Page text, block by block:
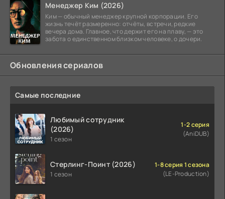
Менеджер Ким (2026)
Ким — обычный менеджер крупной корпорации. Его
жизнь течёт размеренно: отчёты, встречи, редкие
вечера дома. Главное, что держит его на плаву, — это
забота о единственном близком человеке, о дочери.
Обновления сериалов
Самые последние
Любимый сотрудник
(2026)
1 сезон
1-2 серия
(AniDUB)
Стерлинг-Поинт (2026)
1 сезон
1-8 серия 1 сезона
(LE-Production)